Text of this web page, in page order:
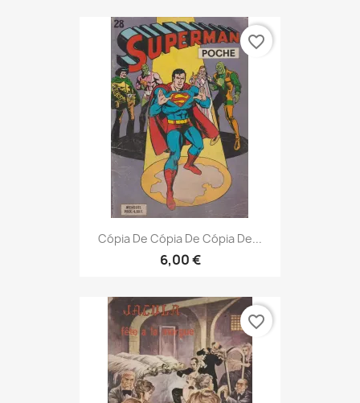
Cópia De Cópia De Cópia De...
6,00 €
favorite_border
favorite_border